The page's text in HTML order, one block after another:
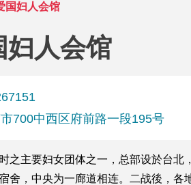
国妇人会馆
妇人会馆
700中西区府前路一段195号
之主要妇女团体之一，总部设於台
舍，中央为一廊道相连。二战後，